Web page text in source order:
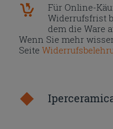
Für Online-
Widerrufsfrist
dem die Ware
Wenn Sie mehr
Seite